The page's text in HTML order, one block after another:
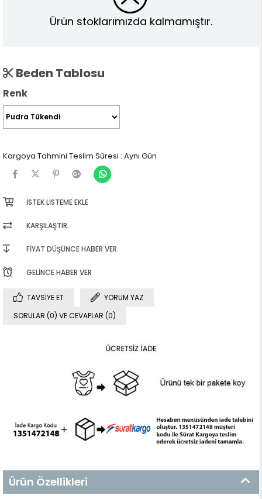
Ürün stoklarımızda kalmamıştır.
Beden Tablosu
Renk
Kargoya Tahmini Teslim Süresi : Aynı Gün
İSTEK LISTEME EKLE
KARŞILAŞTIR
FIYAT DÜŞÜNCE HABER VER
GELINCE HABER VER
TAVSIYE ET
YORUM YAZ
SORULAR (0) VE CEVAPLAR (0)
Ürün Özellikleri